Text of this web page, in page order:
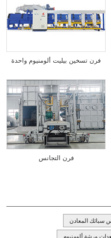
فرن تسخين بيليت ألومنيوم واحدة
فرن التجانس
سبائك المعادن